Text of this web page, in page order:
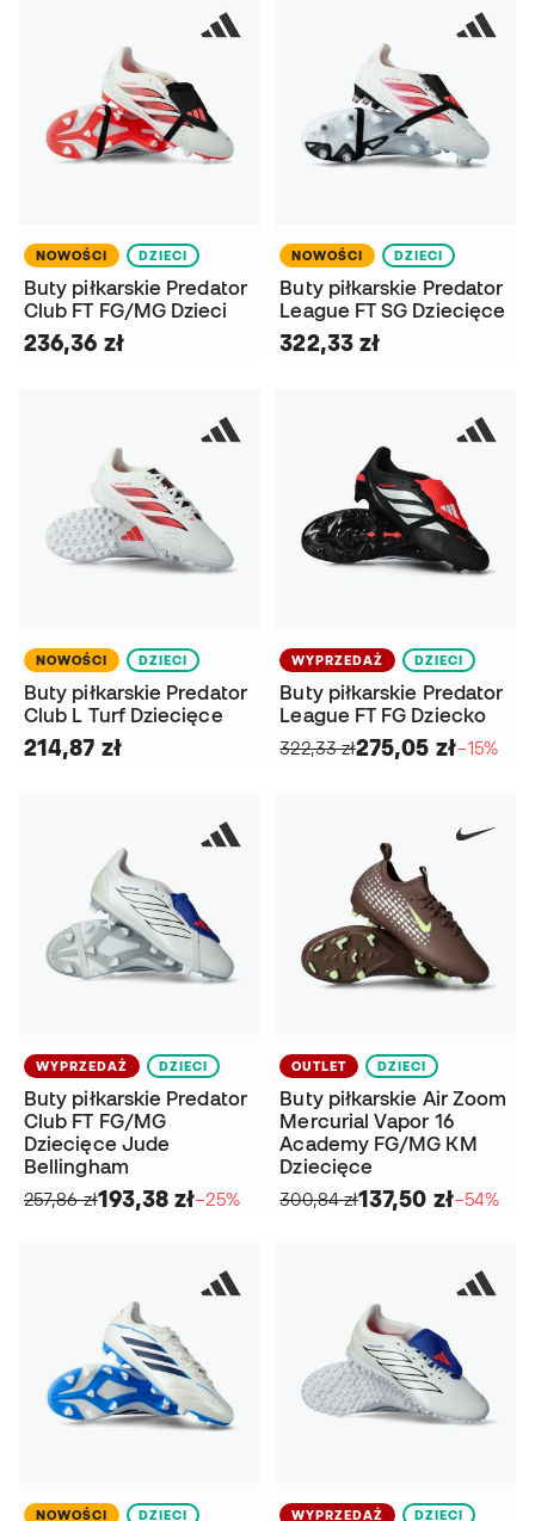
NOWOŚCI DZIECI
Buty piłkarskie Predator
Club FT FG/MG Dzieci
236,36 zł
NOWOŚCI DZIECI
Buty piłkarskie Predator
League FT SG Dziecięce
322,33 zł
NOWOŚCI DZIECI
Buty piłkarskie Predator
Club L Turf Dziecięce
214,87 zł
WYPRZEDAŻ DZIECI
Buty piłkarskie Predator
League FT FG Dziecko
322,33 zł275,05 zł−15%
WYPRZEDAŻ DZIECI
Buty piłkarskie Predator
Club FT FG/MG
Dziecięce Jude
Bellingham
257,86 zł193,38 zł−25%
OUTLET DZIECI
Buty piłkarskie Air Zoom
Mercurial Vapor 16
Academy FG/MG KM
Dziecięce
300,84 zł137,50 zł−54%
NOWOŚCI DZIECI WYPRZEDAŻ DZIECI